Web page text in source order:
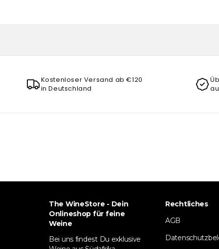
Kostenloser Versand ab €120
in Deutschland
The WineStore - Dein
Onlineshop für feine
Weine
Bei uns findest Du exklusive
Rechtliches
AGB